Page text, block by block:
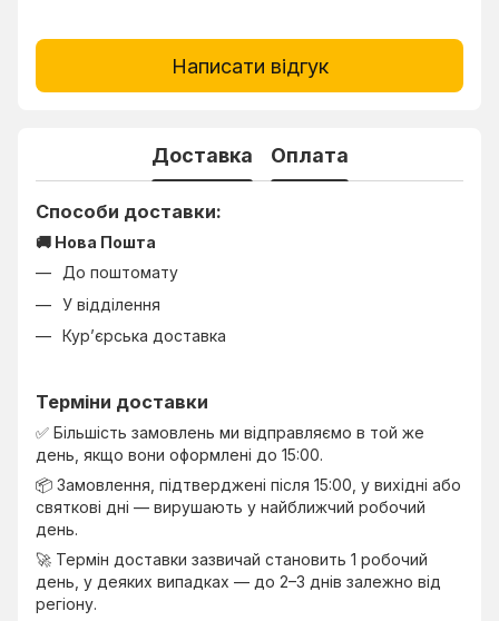
Написати відгук
Доставка Оплата
Способи доставки:
🚚 Нова Пошта
До поштомату
У відділення
Кур’єрська доставка
Терміни доставки
✅ Більшість замовлень ми відправляємо в той же
день, якщо вони оформлені до 15:00.
📦 Замовлення, підтверджені після 15:00, у вихідні або
святкові дні — вирушають у найближчий робочий
день.
🚀 Термін доставки зазвичай становить 1 робочий
день, у деяких випадках — до 2–3 днів залежно від
регіону.